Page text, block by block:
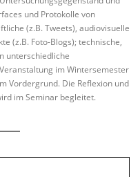
und Protokolle von
(z.B. Tweets), audiovisuelle
(z.B. Foto-Blogs); technische,
unterschiedliche
im Wintersemester
Vordergrund. Die Reflexion und
im Seminar begleitet.